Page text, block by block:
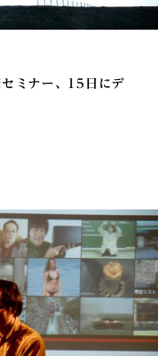
ミナー、15日にデ